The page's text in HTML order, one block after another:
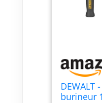
DEWALT
burineur